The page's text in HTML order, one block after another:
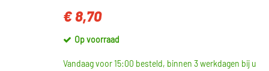
€ 8,70
Op voorraad
Vandaag voor 15:00 besteld, binnen 3 werkdagen bij u